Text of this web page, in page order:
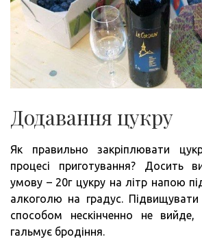
Додавання цукру
Як правильно закріплювати
процесі приготування? Досить
умову – 20г цукру на літр напою
алкоголю на градус. Підвищувати
способом нескінченно не вийде,
гальмує бродіння.